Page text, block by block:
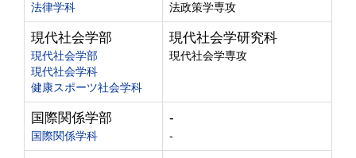
法律学科
法政策学専攻
現代社会学部
現代社会学部
現代社会学科
健康スポーツ社会学科
現代社会学研究科
現代社会学専攻
国際関係学部
国際関係学科
-
-